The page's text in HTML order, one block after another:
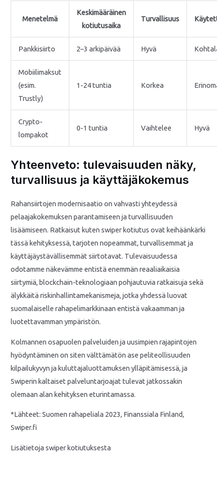
Menetelmä
Keskimääräinen
kotiutusaika
Turvallisuus
Pankkisiirto 2–3 arkipäivää Hyvä
Mobiilimaksut
(esim.
Trustly)
1-24 tuntia Korkea
Crypto-
lompakot
0-1 tuntia Vaihtelee Hyvä
Yhteenveto: tulevaisuuden näky,
turvallisuus ja käyttäjäkokemus
Rahansiirtojen modernisaatio on vahvasti yhteydessä
pelaajakokemuksen parantamiseen ja turvallisuuden
lisäämiseen. Ratkaisut kuten swiper kotiutus ovat keihäänkärki
tässä kehityksessä, tarjoten nopeammat, turvallisemmat ja
käyttäjäystävällisemmät siirtotavat. Tulevaisuudessa
odotamme näkevämme entistä enemmän reaaliaikaisia
siirtymiä, blockchain-teknologiaan pohjautuvia ratkaisuja sekä
älykkäitä riskinhallintamekanismeja, jotka yhdessä luovat
suomalaiselle rahapelimarkkinaan entistä vakaamman ja
luotettavamman ympäristön.
Kolmannen osapuolen palveluiden ja uusimpien rajapintojen
hyödyntäminen on siten välttämätön ase peliteollisuuden
kilpailukyvyn ja kuluttajaluottamuksen ylläpitämisessä, ja
Swiperin kaltaiset palveluntarjoajat tulevat jatkossakin
olemaan alan kehityksen eturintamassa.
*Lähteet: Suomen rahapeliala 2023, Finanssiala Finland,
Swiper.fi
Lisätietoja swiper kotiutuksesta